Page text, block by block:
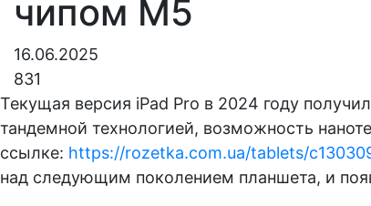
чипом M5
16.06.2025
831
Текущая версия iPad Pro в 2024 году
тандемной технологией, возможность
ссылке: https://rozetka.com.ua/tablets/
над следующим поколением планшета, и